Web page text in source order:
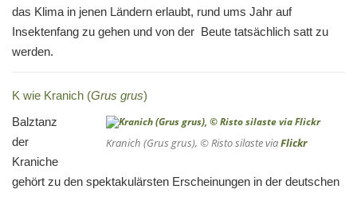
das Klima in jenen Ländern erlaubt, rund ums Jahr auf
Insektenfang zu gehen und von der Beute tatsächlich satt zu
werden.
K wie Kranich (Grus grus)
Kranich (Grus grus), © Risto silaste viaFlickr
Balztanz
der
Kraniche
gehört zu den spektakulärsten Erscheinungen in der deutschen